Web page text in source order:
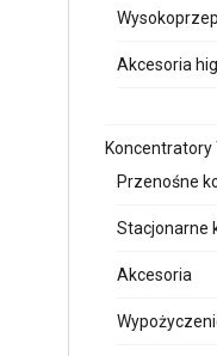
Akcesoria
Koncentratory
Przenośne
Stacjonarne
Akcesoria